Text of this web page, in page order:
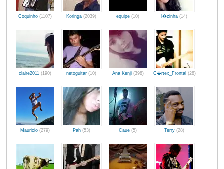
Coquinho (1107) Koringa (2039) equipe (10) l�zinha (14)
claire2011 (190) netoguitar (10) Ana Kenji (398) C�rtex_Frontal (28)
Mauricio (279) Pah (53) Caue (5) Terry (28)